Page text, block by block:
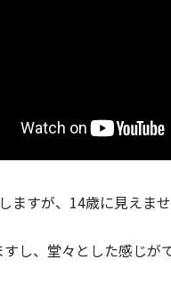
ますが、14歳に見えませ
し、堂々とした感じが